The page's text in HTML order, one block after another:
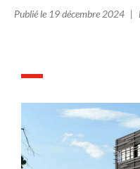
Publié le 19 décembre 2024